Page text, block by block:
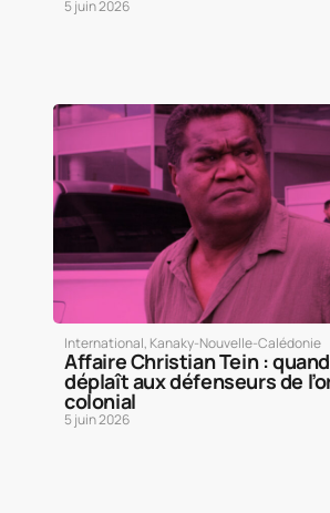
5 juin 2026
International, Kanaky-Nouvelle-Calédonie
Affaire Christian Tein :
déplaît aux défenseurs de
colonial
5 juin 2026